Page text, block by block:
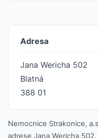
Adresa
Jana Wericha 502
Blatná
388 01
Nemocnice Strakonice,
adrese Jana Wericha